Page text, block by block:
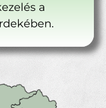
a